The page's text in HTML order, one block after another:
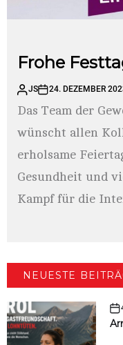
Frohe
JS 24. DEZEMBER
Das Team der
wünscht allen
erholsame
Gesundheit und
Kampf für die
NEUESTE